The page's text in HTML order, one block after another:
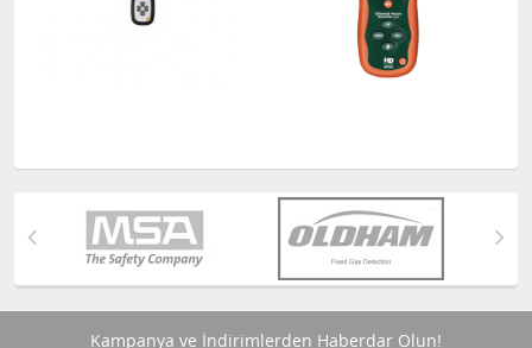
Kampanya ve İndirimlerden Haberdar Olun!